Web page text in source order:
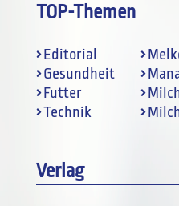
TOP-Themen
Editorial
Gesundheit
Futter
Technik
Verlag